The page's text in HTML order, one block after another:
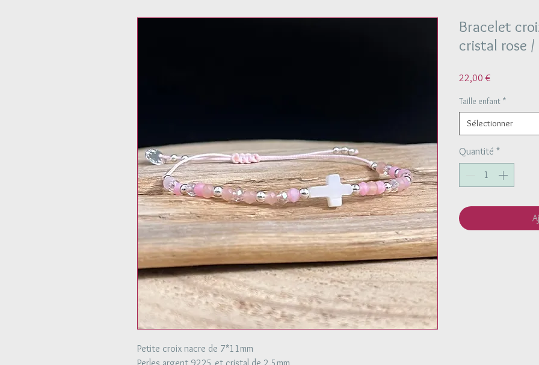
Petite croix nacre de 7*11mm
Bracelet
cristal rose /
22,00 €Prix
Taille enfant *
Sélectionner
Quantité *